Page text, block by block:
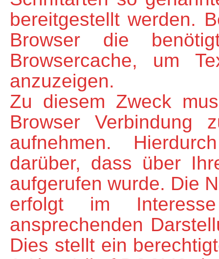
bereitgestellt werden.
Browser die
Browsercache, um
anzuzeigen.
Zu diesem Zweck
Browser Verbindung
aufnehmen.
darüber, dass über
aufgerufen wurde. Die
erfolgt im
ansprechenden
Dies stellt ein